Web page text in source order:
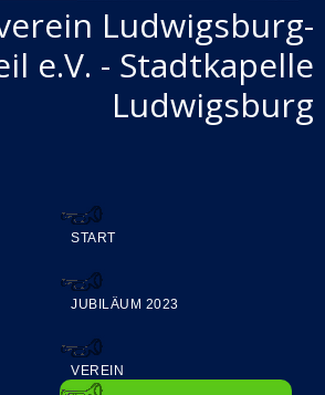
Ludwigsburg-
e.V. - Stadtkapelle
Ludwigsburg
START
JUBILÄUM 2023
VEREIN